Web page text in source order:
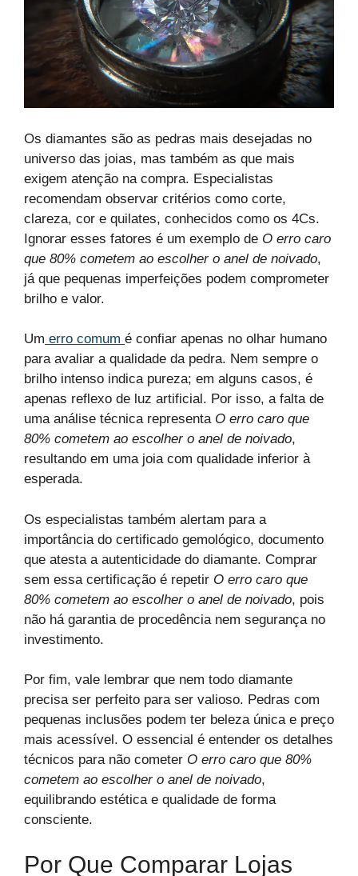
Os diamantes são as pedras mais desejadas no
universo das joias, mas também as que mais
exigem atenção na compra. Especialistas
recomendam observar critérios como corte,
clareza, cor e quilates, conhecidos como os 4Cs.
Ignorar esses fatores é um exemplo de O erro caro
que 80% cometem ao escolher o anel de noivado,
já que pequenas imperfeições podem comprometer
brilho e valor.
Um erro comum é confiar apenas no olhar humano
para avaliar a qualidade da pedra. Nem sempre o
brilho intenso indica pureza; em alguns casos, é
apenas reflexo de luz artificial. Por isso, a falta de
uma análise técnica representa O erro caro que
80% cometem ao escolher o anel de noivado,
resultando em uma joia com qualidade inferior à
esperada.
Os especialistas também alertam para a
importância do certificado gemológico, documento
que atesta a autenticidade do diamante. Comprar
sem essa certificação é repetir O erro caro que
80% cometem ao escolher o anel de noivado, pois
não há garantia de procedência nem segurança no
investimento.
Por fim, vale lembrar que nem todo diamante
precisa ser perfeito para ser valioso. Pedras com
pequenas inclusões podem ter beleza única e preço
mais acessível. O essencial é entender os detalhes
técnicos para não cometer O erro caro que 80%
cometem ao escolher o anel de noivado,
equilibrando estética e qualidade de forma
consciente.
Por Que Comparar Lojas